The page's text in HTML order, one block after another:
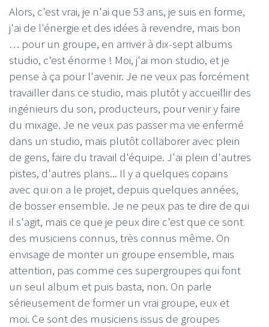
Alors, c'est vrai, je n'ai que 53 ans, je suis en forme,
j'ai de l'énergie et des idées à revendre, mais bon
… pour un groupe, en arriver à dix-sept albums
studio, c'est énorme ! Moi, j'ai mon studio, et je
pense à ça pour l'avenir. Je ne veux pas forcément
travailler dans ce studio, mais plutôt y accueillir des
ingénieurs du son, producteurs, pour venir y faire
du mixage. Je ne veux pas passer ma vie enfermé
dans un studio, mais plutôt collaborer avec plein
de gens, faire du travail d'équipe. J'ai plein d'autres
pistes, d'autres plans... Il y a quelques copains
avec qui on a le projet, depuis quelques années,
de bosser ensemble. Je ne peux pas te dire de qui
il s'agit, mais ce que je peux dire c'est que ce sont
des musiciens connus, très connus même. On
envisage de monter un groupe ensemble, mais
attention, pas comme ces supergroupes qui font
un seul album et puis basta, non. On parle
sérieusement de former un vrai groupe, eux et
moi. Ce sont des musiciens issus de groupes